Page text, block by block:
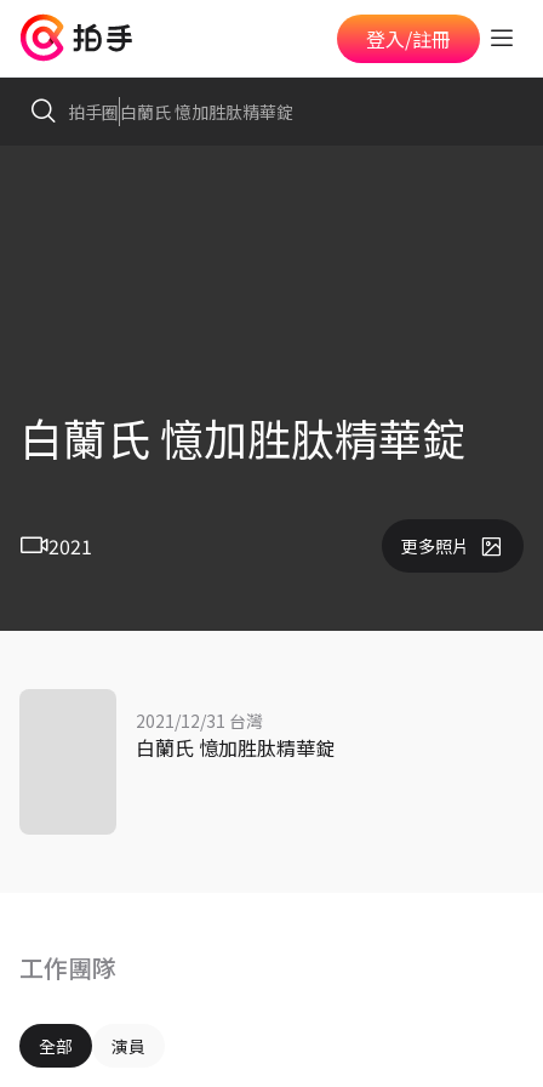
登入/註冊
拍手圈白蘭氏 憶加胜肽精華錠
白蘭氏 憶加胜肽精華錠
2021 更多照片
工作團隊
全部 演員
2021/12/31 台灣
白蘭氏 憶加胜肽精華錠